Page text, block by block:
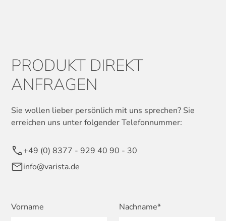
PRODUKT DIREKT
ANFRAGEN
Sie wollen lieber persönlich mit uns sprechen? Sie
erreichen uns unter folgender Telefonnummer:
+49 (0) 8377 - 929 40 90 - 30
info@varista.de
Vorname Nachname*